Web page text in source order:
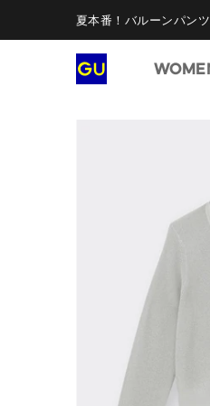
夏本番！バルーンパン